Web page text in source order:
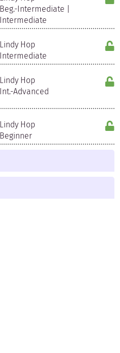
Beg.-Intermediate |
Intermediate
Lindy Hop
Intermediate
Lindy Hop
Int.-Advanced
Lindy Hop
Beginner